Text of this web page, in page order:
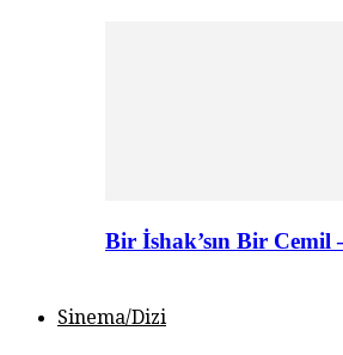
Bir İshak’sın Bir Cemil
Sinema/Dizi